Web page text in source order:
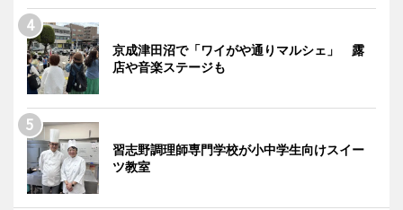
京成津田沼で「ワイがや通りマルシェ」 露
店や音楽ステージも
習志野調理師専門学校が小中学生向けスイー
ツ教室